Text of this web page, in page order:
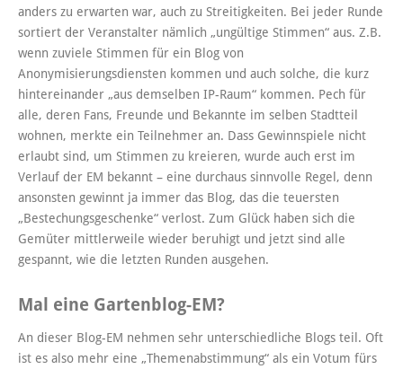
anders zu erwarten war, auch zu Streitigkeiten. Bei jeder Runde
sortiert der Veranstalter nämlich „ungültige Stimmen“ aus. Z.B.
wenn zuviele Stimmen für ein Blog von
Anonymisierungsdiensten kommen und auch solche, die kurz
hintereinander „aus demselben IP-Raum“ kommen. Pech für
alle, deren Fans, Freunde und Bekannte im selben Stadtteil
wohnen, merkte ein Teilnehmer an. Dass Gewinnspiele nicht
erlaubt sind, um Stimmen zu kreieren, wurde auch erst im
Verlauf der EM bekannt – eine durchaus sinnvolle Regel, denn
ansonsten gewinnt ja immer das Blog, das die teuersten
„Bestechungsgeschenke“ verlost. Zum Glück haben sich die
Gemüter mittlerweile wieder beruhigt und jetzt sind alle
gespannt, wie die letzten Runden ausgehen.
Mal eine Gartenblog-EM?
An dieser Blog-EM nehmen sehr unterschiedliche Blogs teil. Oft
ist es also mehr eine „Themenabstimmung“ als ein Votum fürs